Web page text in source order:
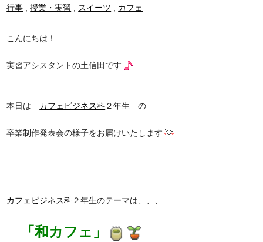
行事 ,授業・実習 , スイーツ , カフェ
こんにちは！
実習アシスタントの土信田です
本日は カフェビジネス科２年生 の
卒業制作発表会の様子をお届けいたします
カフェビジネス科２年生のテーマは、、、
「和カフェ」